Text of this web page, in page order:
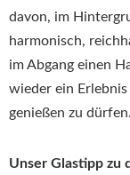
davon, im
harmonisch,
im Abgang einen
wieder ein
genießen zu dürfen.
Unser Glastipp zu